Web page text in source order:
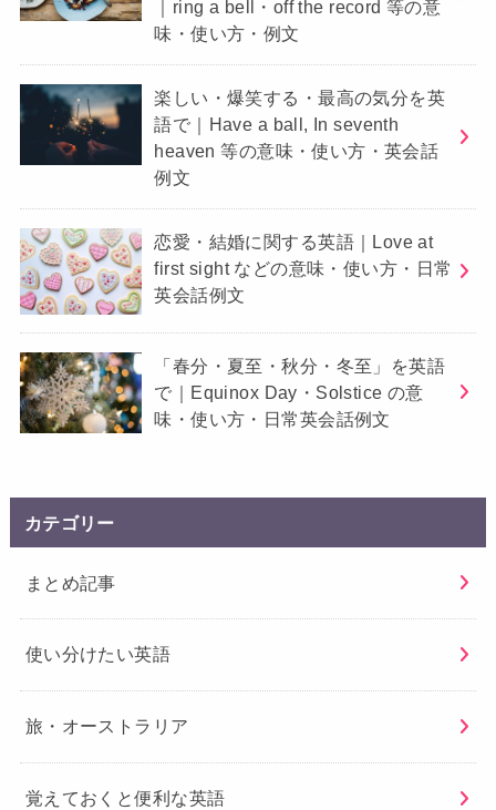
｜ring a bell・off the record 等の意
味・使い方・例文
楽しい・爆笑する・最高の気分を英
語で｜Have a ball, In seventh
heaven 等の意味・使い方・英会話
例文
恋愛・結婚に関する英語｜Love at
first sight などの意味・使い方・日常
英会話例文
「春分・夏至・秋分・冬至」を英語
で｜Equinox Day・Solstice の意
味・使い方・日常英会話例文
カテゴリー
まとめ記事
使い分けたい英語
旅・オーストラリア
覚えておくと便利な英語